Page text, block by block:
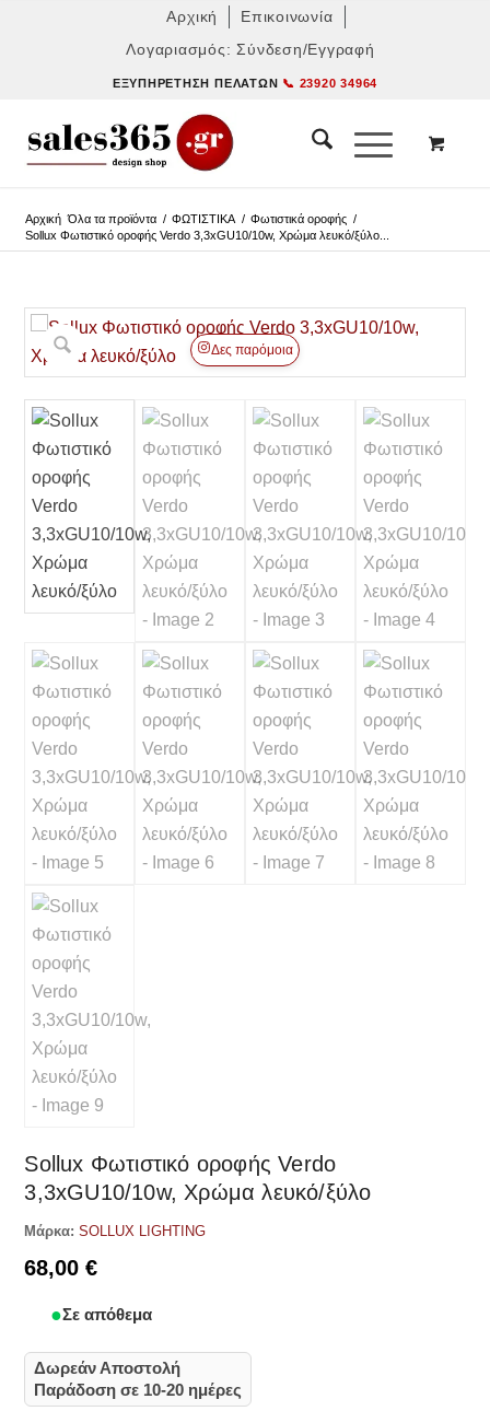
Αρχική
Επικοινωνία
Λογαριασμός: Σύνδεση/Εγγραφή
ΕΞΥΠΗΡΈΤΗΣΗ ΠΕΛΑΤΏΝ 📞 23920 34964
Αρχική Όλα τα προϊόντα / ΦΩΤΙΣΤΙΚΑ / Φωτιστικά οροφής /
Sollux Φωτιστικό οροφής Verdo 3,3xGU10/10w, Χρώμα λευκό/ξύλο...
Δες παρόμοια
Sollux Φωτιστικό οροφής Verdo
3,3xGU10/10w, Χρώμα λευκό/ξύλο
Μάρκα: SOLLUX LIGHTING
68,00€
Σε απόθεμα
Δωρεάν Αποστολή
Παράδοση σε 10-20 ημέρες